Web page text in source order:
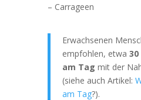
– Carrageen
Erwachsenen
empfohlen, etwa
am Tag mit der
(siehe auch Artikel:
am Tag?).